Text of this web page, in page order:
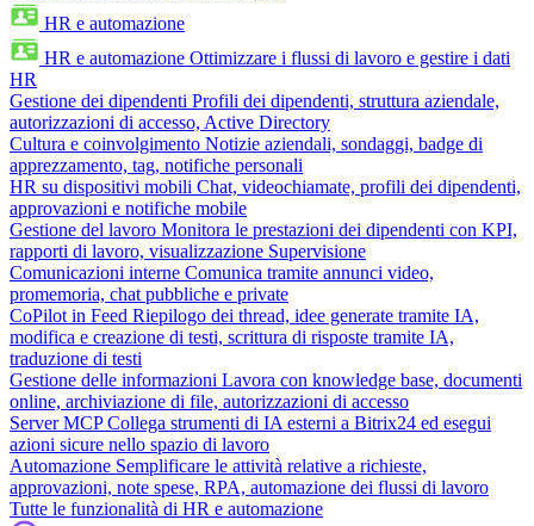
HR e automazione
HR e automazione Ottimizzare i flussi di lavoro e gestire i dati
HR
Gestione dei dipendenti Profili dei dipendenti, struttura aziendale,
autorizzazioni di accesso, Active Directory
Cultura e coinvolgimento Notizie aziendali, sondaggi, badge di
apprezzamento, tag, notifiche personali
HR su dispositivi mobili Chat, videochiamate, profili dei dipendenti,
approvazioni e notifiche mobile
Gestione del lavoro Monitora le prestazioni dei dipendenti con KPI,
rapporti di lavoro, visualizzazione Supervisione
Comunicazioni interne Comunica tramite annunci video,
promemoria, chat pubbliche e private
CoPilot in Feed Riepilogo dei thread, idee generate tramite IA,
modifica e creazione di testi, scrittura di risposte tramite IA,
traduzione di testi
Gestione delle informazioni Lavora con knowledge base, documenti
online, archiviazione di file, autorizzazioni di accesso
Server MCP Collega strumenti di IA esterni a Bitrix24 ed esegui
azioni sicure nello spazio di lavoro
Automazione Semplificare le attività relative a richieste,
approvazioni, note spese, RPA, automazione dei flussi di lavoro
Tutte le funzionalità di HR e automazione